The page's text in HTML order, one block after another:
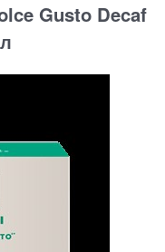
Gusto Decaf